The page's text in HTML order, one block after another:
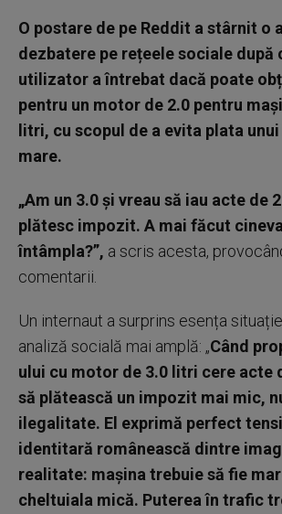
O postare de pe Reddit a stârnit o
dezbatere pe rețeele sociale după
utilizator a întrebat dacă poate
pentru un motor de 2.0 pentru
litri, cu scopul de a evita plata
mare.
„Am un 3.0 și vreau să iau acte de
plătesc impozit. A mai făcut
întâmpla?”, a scris acesta,
comentarii.
Un internaut a surprins esența
analiză socială mai amplă: „Când
ului cu motor de 3.0 litri cere acte
să plătească un impozit mai mic,
ilegalitate. El exprimă perfect
identitară românească dintre
realitate: mașina trebuie să fie
cheltuiala mică. Puterea în trafic